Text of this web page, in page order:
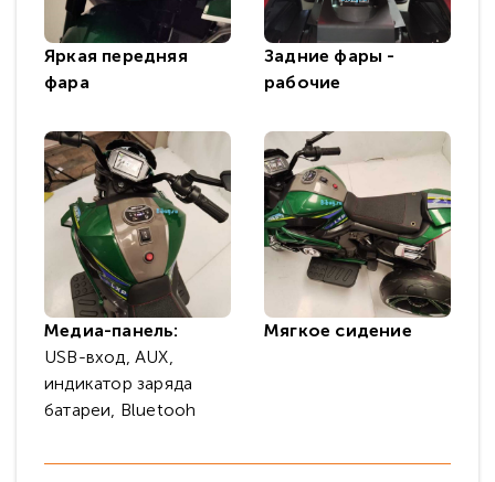
Яркая передняя
фара
Задние фары -
рабочие
Медиа-панель:
USB-вход, AUX,
индикатор заряда
батареи, Bluetooh
Мягкое сидение